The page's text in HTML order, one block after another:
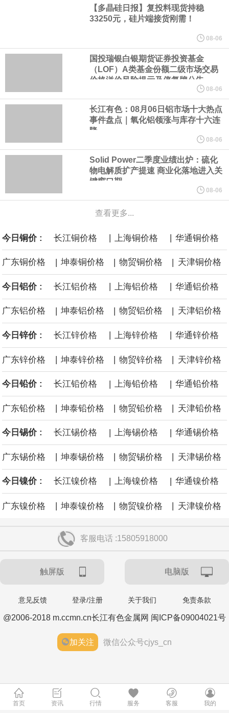
环保人士的反对声浪持续高涨，给这家美国科技巨头总规模 150 亿
欧股开盘涨跌不一，德国DAX指数跌0.29%，英国富时100指数涨
0.08%，法国CAC40指数涨0.03%，欧洲斯托克50指数跌0.15%，
意大利富时MIB指数跌0.18%。
瑞士7月季调后失业率 3.1%，预期 3.1%，前值 3.1%。瑞士7月未
商品期货收盘，黄金连续涨3.44%，焦炭连续涨2.72%，铁矿石连续
涨2.64%，镍连续跌2.62%，白银连续涨2.61%。
沙特下调了对亚洲的主要原油价格，与此同时，各方正就一项旨在
缓解霍尔木兹海峡航运压力的协议进行谈判。尽管胡塞武装的威胁
危及了经由红海向东运输原油的替代路线，但沙特方面仍下调了价
格。
【多晶硅日报】复投料现货持稳
33250元，硅片端接货刚需！
08-06
国投瑞银白银期货证券投资基金
（LOF）A类基金份额二级市场交易
价格溢价风险提示及停复牌公告
08-06
长江有色：08月06日铝市场十大热点
事件盘点｜氧化铝领涨与库存十六连
降
08-06
Solid Power二季度业绩出炉：硫化
物电解质扩产提速 商业化落地进入关
键窗口期
08-06
查看更多...
今日铜价 : 长江铜价格 | 上海铜价格 | 华通铜价格
广东铜价格 | 坤泰铜价格 | 物贸铜价格 | 天津铜价格
今日铝价 : 长江铝价格 上海铝价格 华通铝价格
广东铝价格 | 坤泰铝价格 | 物贸铝价格 | 天津铝价格
今日锌价 : 长江锌价格 上海锌价格 华通锌价格
广东锌价格 | 坤泰锌价格 | 物贸锌价格 | 天津锌价格
今日铅价 : 长江铅价格 | 上海铅价格 | 华通铅价格
广东铅价格 坤泰铅价格 物贸铅价格 天津铅价格
今日锡价 : 长江锡价格 | 上海锡价格 | 华通锡价格
广东锡价格 坤泰锡价格 物贸锡价格 天津锡价格
今日镍价 : 长江镍价格 | 上海镍价格 | 华通镍价格
广东镍价格 | 坤泰镍价格 | 物贸镍价格 | 天津镍价格
客服电话 :15805918000
触屏版 电脑版
意见反馈 登录/注册 关于我们 免责条款
@2006-2018 m.ccmn.cn长江有色金属网 闽ICP备09004021号
加关注 微信公众号cjys_cn
首页 资讯 行情 服务 客服 我的